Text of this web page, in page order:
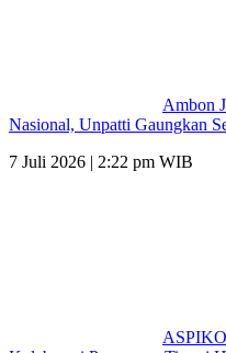
Ambon
Nasional, Unpatti Gaungkan
7 Juli 2026 | 2:22 pm WIB